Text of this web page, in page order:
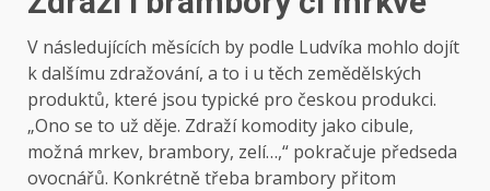
V následujících měsících by podle Ludvíka mohlo dojít
k dalšímu zdražování, a to i u těch zemědělských
produktů, které jsou typické pro českou produkci.
„Ono se to už děje. Zdraží komodity jako cibule,
možná mrkev, brambory, zelí…,“ pokračuje předseda
ovocnářů. Konkrétně třeba brambory přitom